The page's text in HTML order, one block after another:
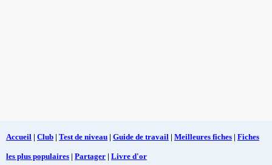
Accueil | Club | Test de niveau | Guide de travail | Meilleures fiches | Fiches
les plus populaires | Partager | Livre d'or